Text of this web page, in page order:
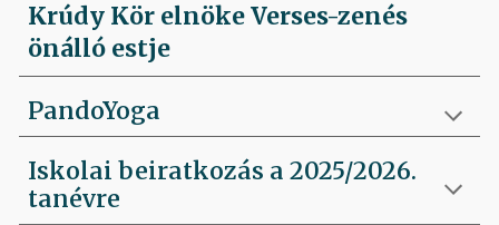
Krúdy Kör elnöke Verses-zenés
önálló estje
PandoYoga
Iskolai beiratkozás a 2025/2026.
tanévre